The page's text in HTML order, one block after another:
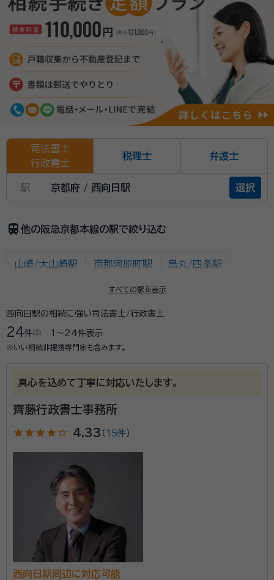
司法書士
行政書士
税理士 弁護士
駅 京都府 / 西向日駅 選択
train 他の阪急京都本線の駅で絞り込む
すべての駅を表示
山崎/大山崎駅 京都河原町駅 烏丸/四条駅
西院駅 西京極駅
洛西口駅 東向日駅 西向日駅
JR淡路/淡路駅 崇禅寺駅
西向日駅の相続に強い司法書士/行政書士
24件中 1〜24件表示
※いい相続非提携専門家も含みます。
真心を込めて丁寧に対応いたします。
齊藤行政書士事務所
star star star star star_outline 4.33 （ 15件 ）
西向日駅周辺に対応可能